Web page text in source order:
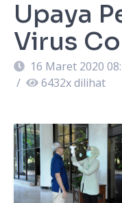
Upaya
Virus
16 Maret 2020
/
6432x dilihat